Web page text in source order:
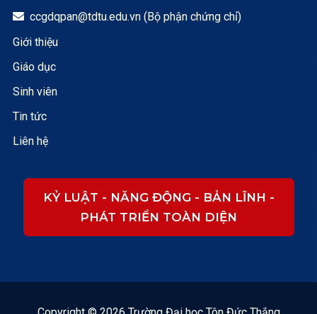
 ccgdqpan@tdtu.edu.vn (Bộ phận chứng chỉ)
Giới thiệu
Giáo dục
Sinh viên
Tin tức
Liên hệ
KỶ LUẬT - NĂNG ĐỘNG - BẢN LĨNH -
PHÁT TRIỂN TOÀN DIỆN